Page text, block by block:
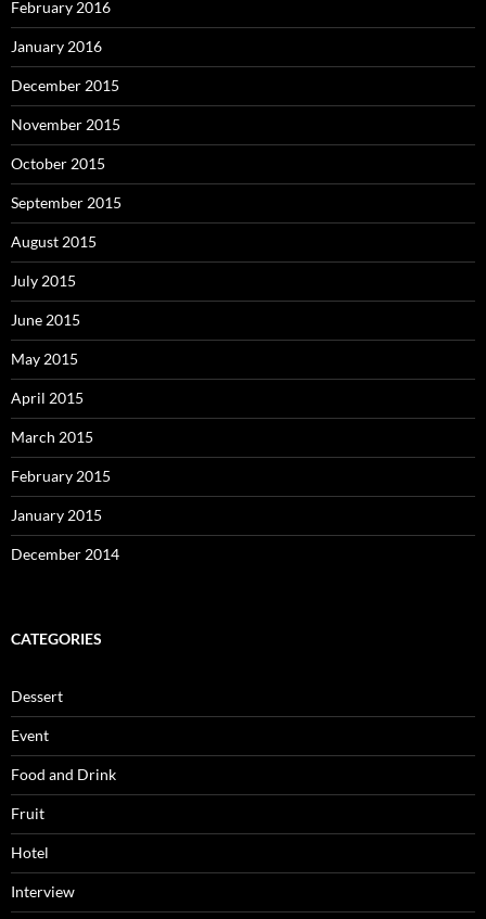
February 2016
January 2016
December 2015
November 2015
October 2015
September 2015
August 2015
July 2015
June 2015
May 2015
April 2015
March 2015
February 2015
January 2015
December 2014
CATEGORIES
Dessert
Event
Food and Drink
Fruit
Hotel
Interview